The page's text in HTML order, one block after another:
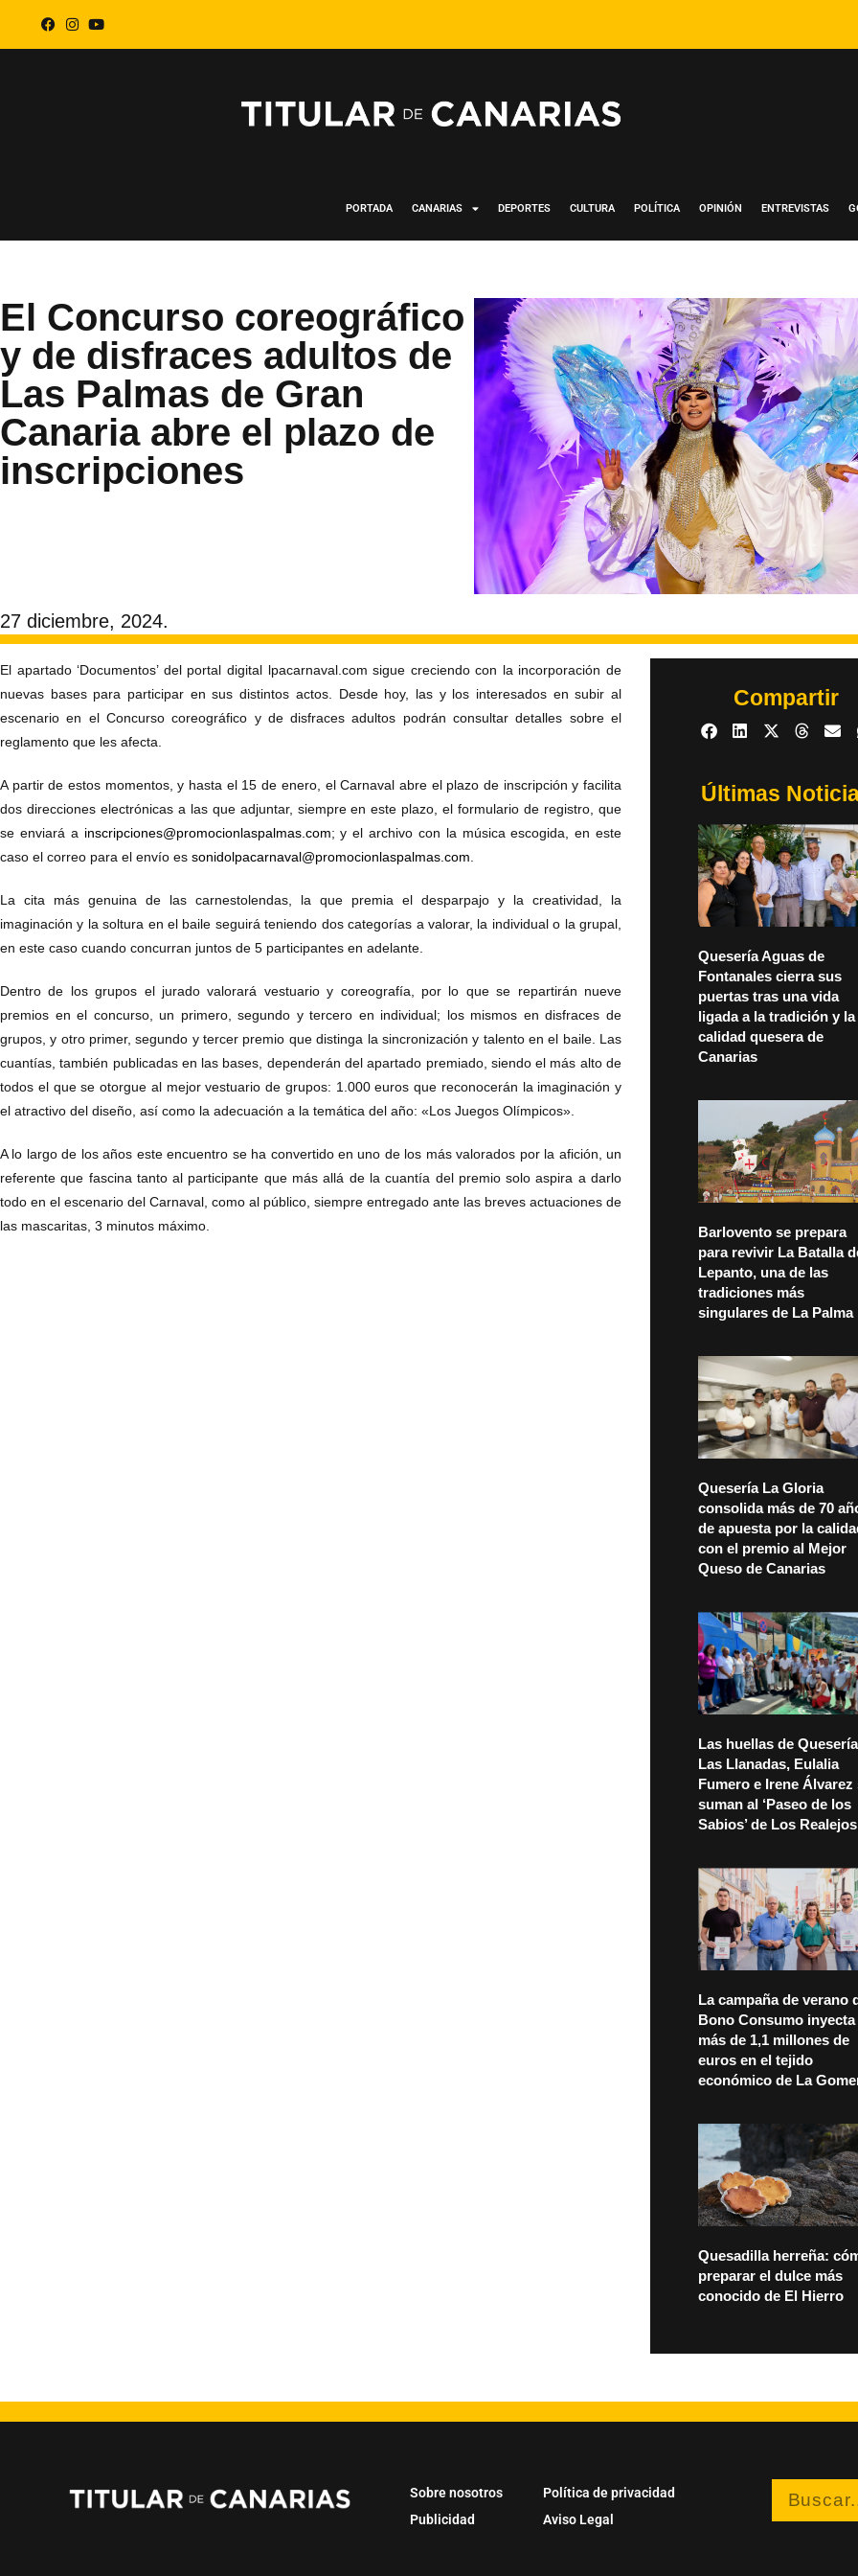
PORTADA CANARIAS DEPORTES CULTURA POLÍTICA OPINIÓN ENTREVISTAS
El Concurso coreográfico
y de disfraces adultos de
Las Palmas de Gran
Canaria abre el plazo de
inscripciones
27 diciembre, 2024.
El apartado ‘Documentos’ del portal digital lpacarnaval.com sigue creciendo con la incorporación de
nuevas bases para participar en sus distintos actos. Desde hoy, las y los interesados en subir al
escenario en el Concurso coreográfico y de disfraces adultos podrán consultar detalles sobre el
reglamento que les afecta.
A partir de estos momentos, y hasta el 15 de enero, el Carnaval abre el plazo de inscripción y facilita
dos direcciones electrónicas a las que adjuntar, siempre en este plazo, el formulario de registro, que
se enviará a inscripciones@promocionlaspalmas.com; y el archivo con la música escogida, en este
caso el correo para el envío es sonidolpacarnaval@promocionlaspalmas.com
La cita más genuina de las carnestolendas, la que premia el desparpajo y la creatividad, la
imaginación y la soltura en el baile seguirá teniendo dos categorías a valorar, la individual o la grupal,
en este caso cuando concurran juntos de 5 participantes en adelante.
Dentro de los grupos el jurado valorará vestuario y coreografía, por lo que se repartirán nueve
premios en el concurso, un primero, segundo y tercero en individual; los mismos en disfraces de
grupos, y otro primer, segundo y tercer premio que distinga la sincronización y talento en el baile. Las
cuantías, también publicadas en las bases, dependerán del apartado premiado, siendo el más alto de
todos el que se otorgue al mejor vestuario de grupos: 1.000 euros que reconocerán la imaginación y
el atractivo del diseño, así como la adecuación a la temática del año: «Los Juegos Olímpicos».
A lo largo de los años este encuentro se ha convertido en uno de los más valorados por la afición, un
referente que fascina tanto al participante que más allá de la cuantía del premio solo aspira a darlo
todo en el escenario del Carnaval, como al público, siempre entregado ante las breves actuaciones de
las mascaritas, 3 minutos máximo.
Compartir
Últimas
Quesería Aguas de
Fontanales cierra sus
puertas tras una vida
ligada a la tradición y la
calidad quesera de
Canarias
Barlovento se prepara
para revivir La Batalla
Lepanto, una de las
tradiciones más
singulares de La Palma
Quesería La Gloria
consolida más de 70
de apuesta por la
con el premio al Mejor
Queso de Canarias
Las huellas de Quesería
Las Llanadas, Eulalia
Fumero e Irene Álvarez
suman al ‘Paseo de los
Sabios’ de Los Realejos
La campaña de verano
Bono Consumo inyecta
más de 1,1 millones de
euros en el tejido
económico de La
Quesadilla herreña:
preparar el dulce más
conocido de El Hierro
Sobre nosotros
Publicidad
Política de privacidad
Aviso Legal